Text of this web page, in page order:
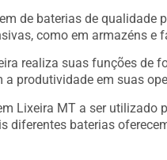
de baterias de qualidade
como em armazéns e
realiza suas funções de
produtividade em suas
Lixeira MT a ser utilizado
diferentes baterias